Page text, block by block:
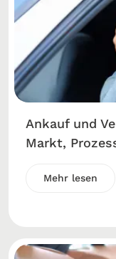
Ankauf und
Markt,
Mehr lesen